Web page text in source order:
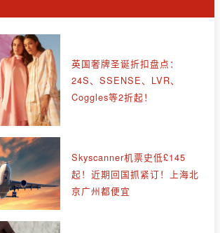
英国奢牌圣诞折扣盘点：
24S、SSENSE、LVR、
Coggles等2折起！
Skyscanner机票史低£145
起！近期回国抓紧订！上海北
京广州都便宜